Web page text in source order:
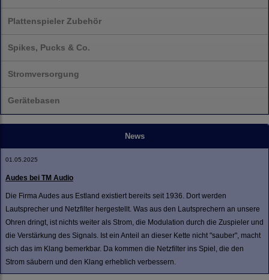
Plattenspieler Zubehör
Spikes, Pucks & Co.
Stromversorgung
Gerätebasen
News
01.05.2025
Audes bei TM Audio
Die Firma Audes aus Estland existiert bereits seit 1936. Dort werden
Lautsprecher und Netzfilter hergestellt. Was aus den Lautsprechern an unsere
Ohren dringt, ist nichts weiter als Strom, die Modulation durch die Zuspieler und
die Verstärkung des Signals. Ist ein Anteil an dieser Kette nicht "sauber", macht
sich das im Klang bemerkbar. Da kommen die Netzfilter ins Spiel, die den
Strom säubern und den Klang erheblich verbessern.